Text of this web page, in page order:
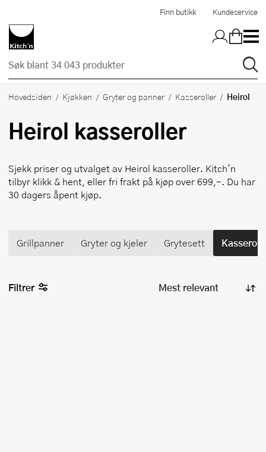
Finn butikk Kundeservice
Hovedsiden Kjøkken Gryter og panner Kasseroller Heirol
Heirol kasseroller
Sjekk priser og utvalget av Heirol kasseroller. Kitch'n
tilbyr klikk & hent, eller fri frakt på kjøp over 699,-. Du har
30 dagers åpent kjøp.
Grillpanner Gryter og kjeler Grytesett
Filtrer